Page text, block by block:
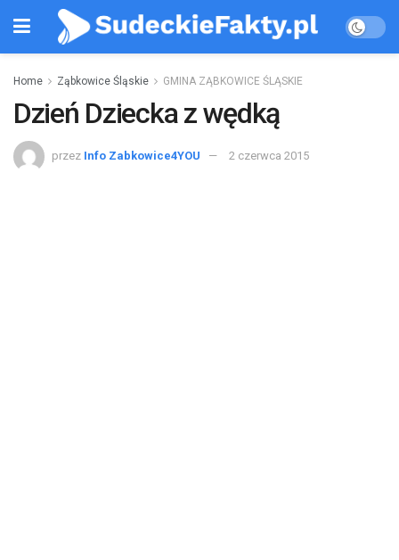
Home Ząbkowice Śląskie GMINA ZĄBKOWICE ŚLĄSKIE
Dzień Dziecka z wędką
przez Info Zabkowice4YOU 2 czerwca 2015